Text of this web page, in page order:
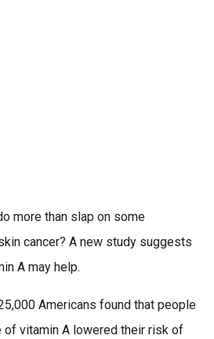
more than slap on some
cancer? A new study suggests
A may help.
Americans found that people
of vitamin A lowered their risk of